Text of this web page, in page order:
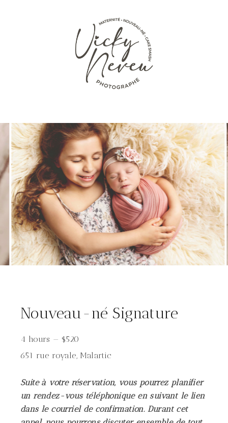
Nouveau-né Signature
4 hours — $520
651 rue royale, Malartic
Suite à votre réservation, vous pourrez planifier
un rendez-vous téléphonique en suivant le lien
dans le courriel de confirmation. Durant cet